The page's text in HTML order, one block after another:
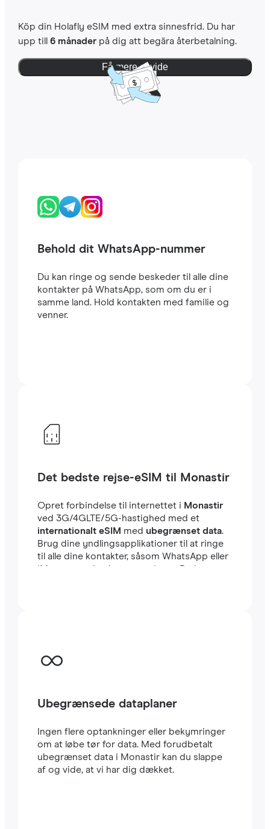
Köp din Holafly eSIM med extra sinnesfrid. Du har
upp till 6 månaderpå dig att begära återbetalning.
Få mere at vide
Behold dit WhatsApp-nummer
Du kan ringe og sende beskeder til alle dine
kontakter på WhatsApp, som om du er i
samme land. Hold kontakten med familie og
venner.
Det bedste rejse-eSIM til Monastir
Opret forbindelse til internettet i Monastir
ved 3G/4GLTE/5G-hastighed med et
internationalt eSIM med ubegrænset data.
Brug dine yndlingsapplikationer til at ringe
til alle dine kontakter, såsom WhatsApp eller
iMessage, uden begrænsninger. Du kan
Scan den med din mobil, og i løbet af få
Ubegrænsede dataplaner
Ingen flere optankninger eller bekymringer
om at løbe tør for data. Med forudbetalt
ubegrænset data i Monastir kan du slappe
af og vide, at vi har dig dækket.